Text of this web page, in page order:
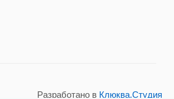
Разработано в Клюква.Студия